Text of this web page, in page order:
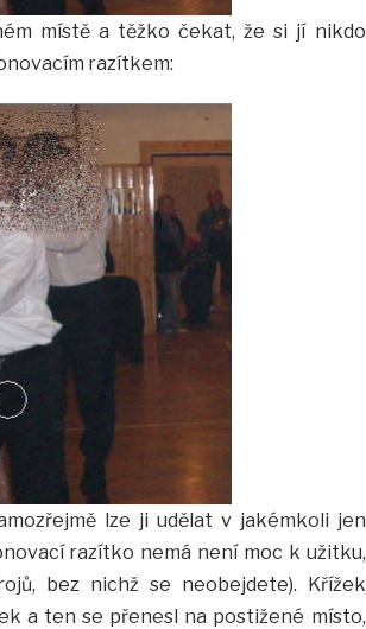
místě a těžko čekat, že si jí nikdo
razítkem:
lze ji udělat v jakémkoli jen
razítko nemá není moc k užitku,
bez nichž se neobejdete). Křížek
a ten se přenesl na postižené místo,